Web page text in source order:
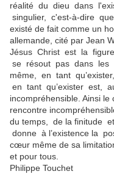
réalité du dieu dans
singulier, c'est-à-dire
existé de fait comme un
allemande, cité par Jean
Jésus Christ est la
se résout pas dans les
même, en tant
en tant qu’exister est,
incompréhensible. Ainsi le
rencontre
du temps, de la finitude
donne à l’existence la
cœur même de sa
et pour tous.
Philippe Touchet